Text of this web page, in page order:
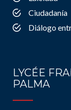
Ciudadanía
Diálogo
LYCÉE
PALMA